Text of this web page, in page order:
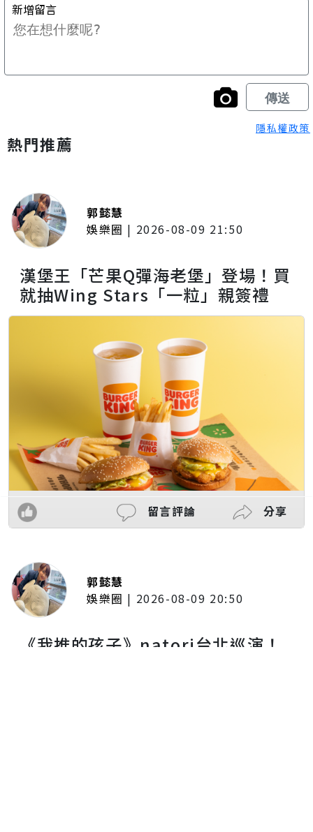
隱私權政策
熱門推薦
郭懿慧
娛樂圈 | 2026-08-09 21:50
漢堡王「芒果Q彈海老堡」登場！買
就抽Wing Stars「一粒」親簽禮
留言評論 分享
郭懿慧
娛樂圈 | 2026-08-09 20:50
《我推的孩子》natori台北巡演！